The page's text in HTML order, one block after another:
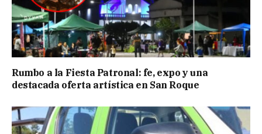
Rumbo a la Fiesta Patronal: fe, expo y una
destacada oferta artística en San Roque